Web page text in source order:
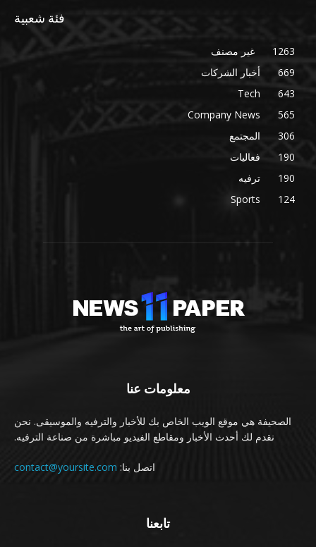
فئة شعبية
غير مصنف
1263
أخبار الشركات
669
Tech
643
Company News
565
المجتمع
306
فعاليات
190
ترفيه
190
Sports
124
معلومات عنا
الصحيفة هي موقع الويب الخاص بك للأخبار والترفيه والموسيقى. نحن
نقدم لك أحدث الأخبار ومقاطع الفيديو مباشرة من صناعة الترفيه.
اتصل بنا: contact@yoursite.com
تابعنا